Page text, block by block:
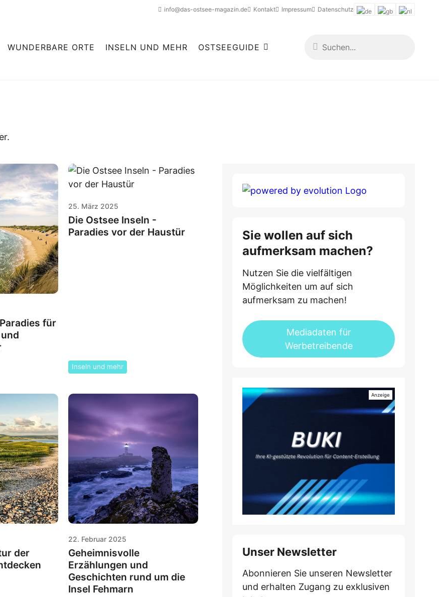
info@das-ostsee-magazin.de Kontakt Impressum Datenschutz
WUNDERBARE ORTE INSELN UND MEHR OSTSEEGUIDE
für
25. März 2025
Die Ostsee Inseln -
Paradies vor der Haustür
Inseln und mehr
der
22. Februar 2025
Geheimnisvolle
Erzählungen und
Geschichten rund um die
Insel Fehmarn
Sie wollen auf sich
aufmerksam machen?
Nutzen Sie die vielfältigen
Möglichkeiten um auf sich
aufmerksam zu machen!
Mediadaten für
Werbetreibende
Unser Newsletter
Abonnieren Sie unseren Newsletter
und erhalten Zugang zu exklusiven